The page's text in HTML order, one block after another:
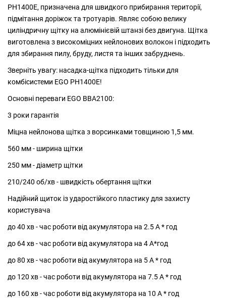
PH1400E, призначена для швидкого прибирання території,
підмітання доріжок та тротуарів. Являє собою велику
циліндричну щітку на алюмінієвій штанзі без двигуна. Щітка
виготовлена з високоміцних нейлонових волокон і підходить
для збирання пилу, бруду, листя та інших забруднень.
Зверніть увагу: насадка-щітка підходить тільки для
комбісистеми EGO PH1400E!
Основні переваги EGO BBA2100:
3 роки гарантія
Міцна нейлонова щітка з ворсинками товщиною 1,5 мм.
560 мм - ширина щітки
250 мм - діаметр щітки
210/240 об/хв - швидкість обертання щітки
Надійний щиток із ударостійкого пластику для захисту
користувача
до 40 хв - час роботи від акумулятора на 2.5 А * год
до 64 хв - час роботи від акумулятора на 4 А*год
до 80 хв - час роботи від акумулятора на 5 А * год
до 120 хв - час роботи від акумулятора на 7.5 А * год
до 160 хв - час роботи від акумулятора на 10 А * год